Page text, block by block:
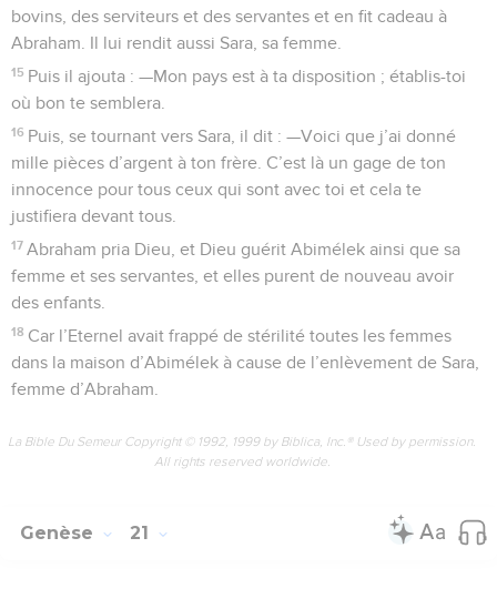
bovins, des serviteurs et des servantes et en fit cadeau à
Abraham. Il lui rendit aussi Sara, sa femme.
15 Puis il ajouta : —Mon pays est à ta disposition ; établis-toi
où bon te semblera.
16 Puis, se tournant vers Sara, il dit : —Voici que j’ai donné
mille pièces d’argent à ton frère. C’est là un gage de ton
innocence pour tous ceux qui sont avec toi et cela te
justifiera devant tous.
17 Abraham pria Dieu, et Dieu guérit Abimélek ainsi que sa
femme et ses servantes, et elles purent de nouveau avoir
des enfants.
18 Car l’Eternel avait frappé de stérilité toutes les femmes
dans la maison d’Abimélek à cause de l’enlèvement de Sara,
femme d’Abraham.
La Bible Du Semeur Copyright © 1992, 1999 by Biblica, Inc.® Used by permission.
All rights reserved worldwide.
Genèse 21